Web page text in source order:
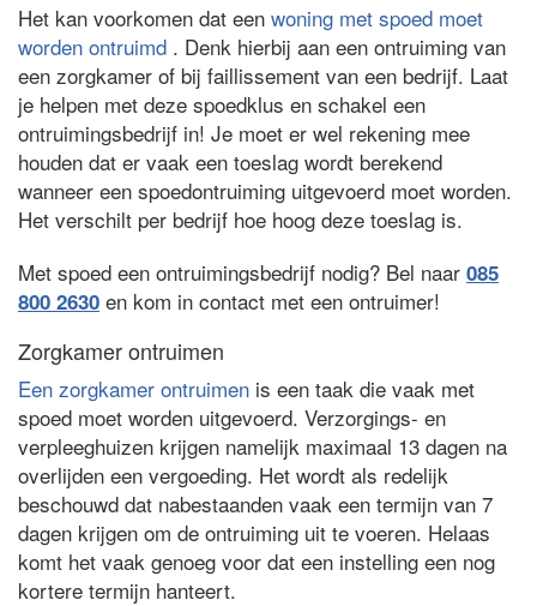
Het kan voorkomen dat een woning met spoed moet
worden ontruimd . Denk hierbij aan een ontruiming van
een zorgkamer of bij faillissement van een bedrijf. Laat
je helpen met deze spoedklus en schakel een
ontruimingsbedrijf in! Je moet er wel rekening mee
houden dat er vaak een toeslag wordt berekend
wanneer een spoedontruiming uitgevoerd moet worden.
Het verschilt per bedrijf hoe hoog deze toeslag is.
Met spoed een ontruimingsbedrijf nodig? Bel naar 085
800 2630 en kom in contact met een ontruimer!
Zorgkamer ontruimen
Een zorgkamer ontruimen is een taak die vaak met
spoed moet worden uitgevoerd. Verzorgings- en
verpleeghuizen krijgen namelijk maximaal 13 dagen na
overlijden een vergoeding. Het wordt als redelijk
beschouwd dat nabestaanden vaak een termijn van 7
dagen krijgen om de ontruiming uit te voeren. Helaas
komt het vaak genoeg voor dat een instelling een nog
kortere termijn hanteert.